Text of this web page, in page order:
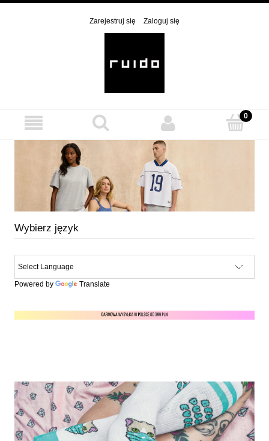
Zarejestruj się Zaloguj się
Wybierz język
Powered by Translate